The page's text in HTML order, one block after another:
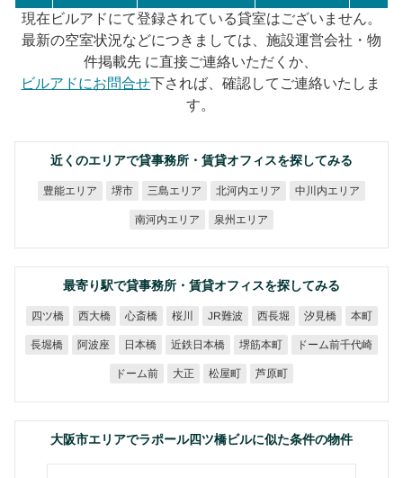
現在ビルアドにて登録されている貸室はございません。
最新の空室状況などにつきましては、施設運営会社・物
件掲載先 に直接ご連絡いただくか、
ビルアドにお問合せ下されば、確認してご連絡いたしま
す。
近くのエリアで貸事務所・賃貸オフィスを探してみる
豊能エリア 堺市 三島エリア 北河内エリア 中川内エリア
南河内エリア 泉州エリア
最寄り駅で貸事務所・賃貸オフィスを探してみる
四ツ橋 西大橋 心斎橋 桜川 JR難波 西長堀 汐見橋 本町
長堀橋 阿波座 日本橋 近鉄日本橋 堺筋本町 ドーム前千代崎
ドーム前 大正 松屋町 芦原町
大阪市エリアでラポール四ツ橋ビルに似た条件の物件